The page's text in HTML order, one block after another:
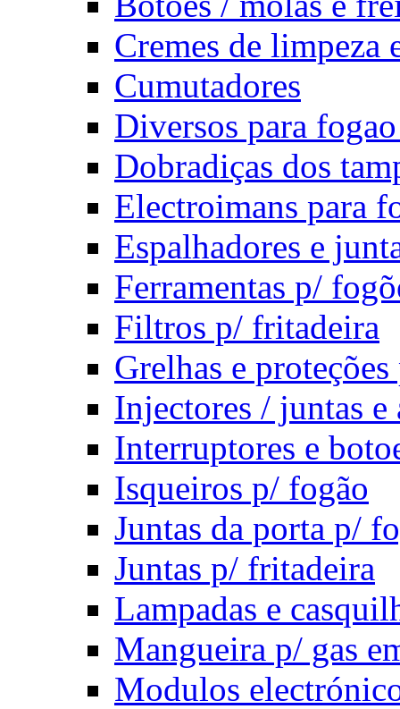
Cremes de limpeza
Cumutadores
Diversos para
Dobradiças dos
Electroimans para
Espalhadores e
Ferramentas p/
Filtros p/ fritadeira
Grelhas e
Injectores / juntas e
Interruptores e
Isqueiros p/ fogão
Juntas da porta p/
Juntas p/ fritadeira
Lampadas e
Mangueira p/ gas
Modulos